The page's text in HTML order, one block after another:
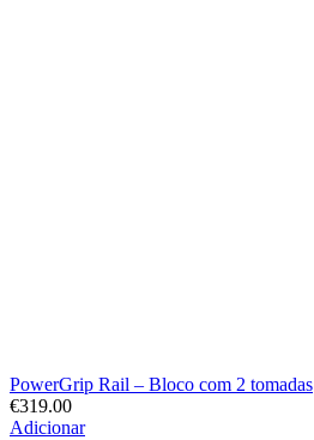
PowerGrip Rail – Bloco com 2 tomadas
€319.00
Adicionar